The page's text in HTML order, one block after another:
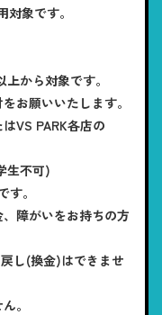
象です。
から対象です。
お願いいたします。
VS PARK各店の
生不可)
。
障がいをお持ちの方
し(換金)はできませ
。